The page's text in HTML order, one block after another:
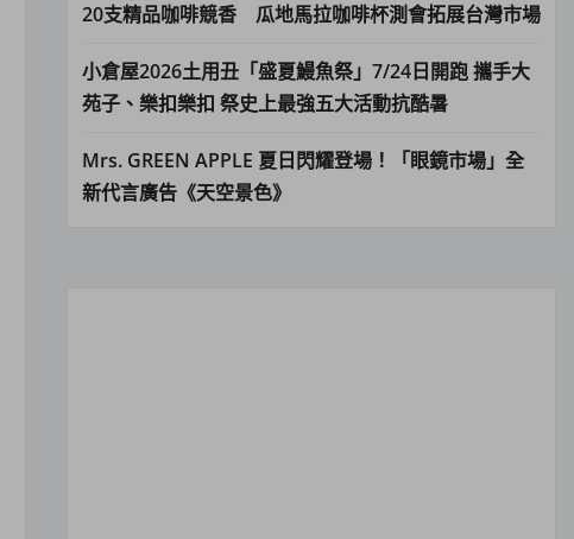
20支精品咖啡競香 瓜地馬拉咖啡杯測會拓展台灣市場
小倉屋2026土用丑「盛夏鰻魚祭」7/24日開跑 攜手大
苑子、樂扣樂扣 祭史上最強五大活動抗酷暑
Mrs. GREEN APPLE 夏日閃耀登場！「眼鏡市場」全
新代言廣告《天空景色》